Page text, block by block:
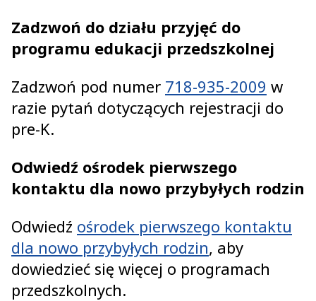
Zadzwoń do działu przyjęć do
programu edukacji przedszkolnej
Zadzwoń pod numer 718-935-2009 w
razie pytań dotyczących rejestracji do
pre-K.
Odwiedź ośrodek pierwszego
kontaktu dla nowo przybyłych rodzin
Odwiedź ośrodek pierwszego kontaktu
dla nowo przybyłych rodzin, aby
dowiedzieć się więcej o programach
przedszkolnych.